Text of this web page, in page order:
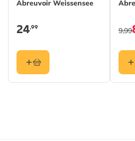
Nous vous recommandons de
des oiseaux, tout en veillant à
d'oiseaux
Abreuvoir Weissensee
24,99 9,99